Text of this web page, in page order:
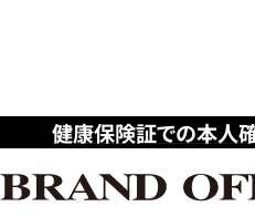
健康保険証での本人